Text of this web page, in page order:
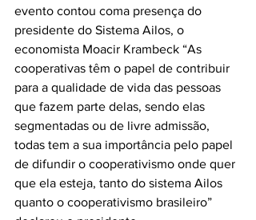
evento contou coma presença do
presidente do Sistema Ailos, o
economista Moacir Krambeck “As
cooperativas têm o papel de contribuir
para a qualidade de vida das pessoas
que fazem parte delas, sendo elas
segmentadas ou de livre admissão,
todas tem a sua importância pelo papel
de difundir o cooperativismo onde quer
que ela esteja, tanto do sistema Ailos
quanto o cooperativismo brasileiro”